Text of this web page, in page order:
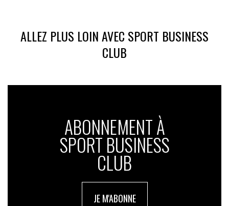
ALLEZ PLUS LOIN AVEC SPORT BUSINESS
CLUB
ABONNEMENT À
SPORT BUSINESS
CLUB
JE M'ABONNE